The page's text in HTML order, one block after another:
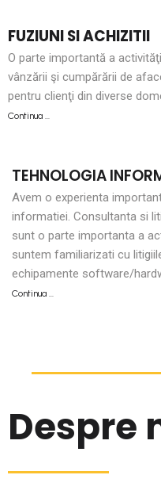
FUZIUNI SI ACHIZITII
O parte importantă a
vânzării şi cumpărării de
pentru clienţi din diverse
Continua …
TEHNOLOGIA
Avem o experienta
informatiei. Consultanta si
sunt o parte importanta a
suntem familiarizati cu
echipamente software/
Continua …
Despre